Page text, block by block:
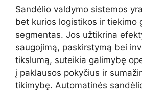
Sandėlio valdymo sistemos
bet kurios logistikos ir tiekimo
segmentas. Jos užtikrina
saugojimą, paskirstymą bei
tikslumą, suteikia galimybę
į paklausos pokyčius ir
tikimybę. Automatinės